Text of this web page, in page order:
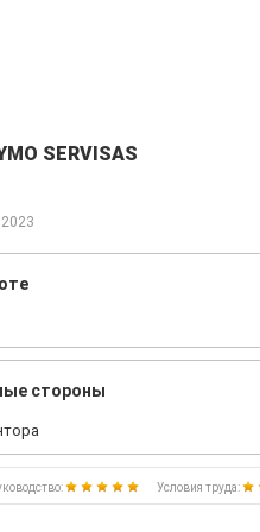
SERVISAS
стороны
Условия труда: